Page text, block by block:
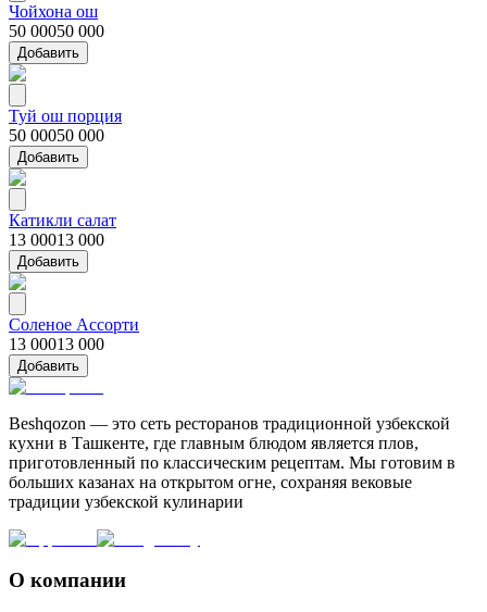
Чойхона ош
50 00050 000
Добавить
Туй ош порция
50 00050 000
Добавить
Катикли салат
13 00013 000
Добавить
Соленое Ассорти
13 00013 000
Добавить
Beshqozon — это сеть ресторанов традиционной узбекской
кухни в Ташкенте, где главным блюдом является плов,
приготовленный по классическим рецептам. Мы готовим в
больших казанах на открытом огне, сохраняя вековые
традиции узбекской кулинарии
О компании